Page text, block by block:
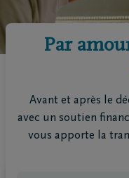
Par
Avant et après le
avec un soutien
vous apporte la